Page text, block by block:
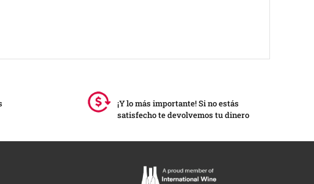
¡Y lo más importante! Si no estás
satisfecho te devolvemos tu dinero